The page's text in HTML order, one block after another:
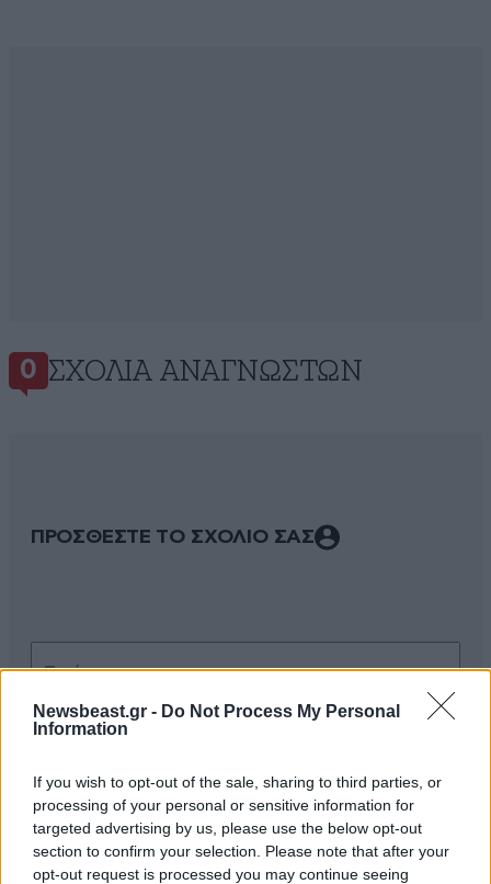
Newsbeast.gr - Do Not Process My Personal
Information
If you wish to opt-out of the sale, sharing to third parties, or
processing of your personal or sensitive information for
targeted advertising by us, please use the below opt-out
section to confirm your selection. Please note that after your
opt-out request is processed you may continue seeing
0 ΣΧΌΛΙΑ ΑΝΑΓΝΩΣΤΏΝ
ΠΡΟΣΘΕΣΤΕ ΤΟ ΣΧΟΛΙΟ ΣΑΣ
Xαρακτήρες: 0/1000
Διαβάστε και ακολουθήστε τους κανόνες σχολιασμού